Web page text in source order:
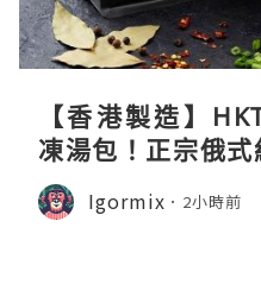
【香港製造】
凍湯包！正宗俄
龍蝦濃湯與生酮膠
Igormix 2小時前